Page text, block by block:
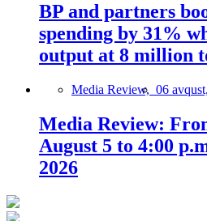
BP and partners
spending by 31%
output at 8 million
Media Review, 06
Media Review:
August 5 to 4:00
2026